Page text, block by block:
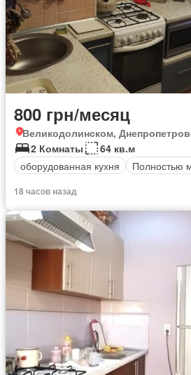
800 грн/месяц
Великодолинском,
2 Комнаты
64 кв.м
оборудованная кухня
Полностью
18 часов назад